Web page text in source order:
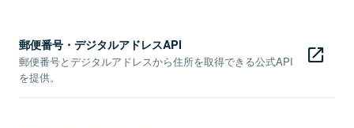
郵便番号・デジタルアドレスAPI
郵便番号とデジタルアドレスから住所を取得できる公式API
を提供。